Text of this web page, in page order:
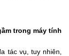
trong máy tính
tác vụ, tuy nhiên,